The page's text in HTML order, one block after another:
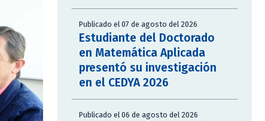
Publicado el 07 de agosto del 2026
Estudiante del Doctorado
en Matemática Aplicada
presentó su investigación
en el CEDYA 2026
Publicado el 06 de agosto del 2026